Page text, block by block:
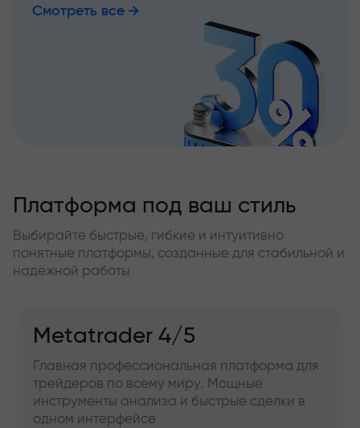
Смотреть все
Платформа под ваш стиль
Выбирайте быстрые, гибкие и интуитивно
понятные платформы, созданные для стабильной и
надёжной работы
Metatrader 4/5
Главная профессиональная платформа для
трейдеров по всему миру. Мощные
инструменты анализа и быстрые сделки в
одном интерфейсе